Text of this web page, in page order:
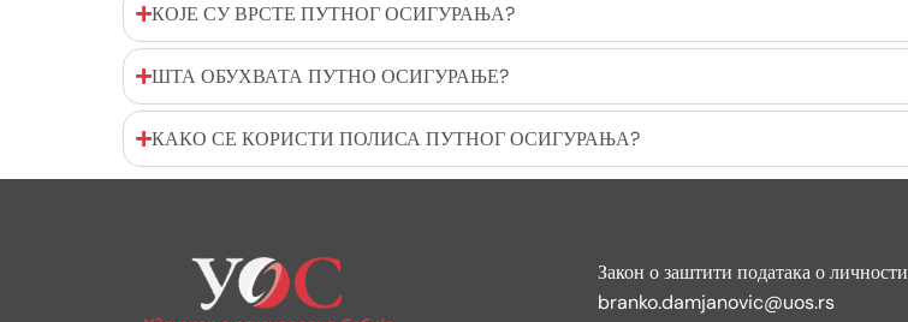
КОЈЕ СУ ВРСТЕ ПУТНОГ ОСИГУРАЊА?
ШТА ОБУХВАТА ПУТНО ОСИГУРАЊЕ?
КАКО СЕ КОРИСТИ ПОЛИСА ПУТНОГ ОСИГУРАЊА?
Закон о заштити података о личности
branko.damjanovic@uos.rs